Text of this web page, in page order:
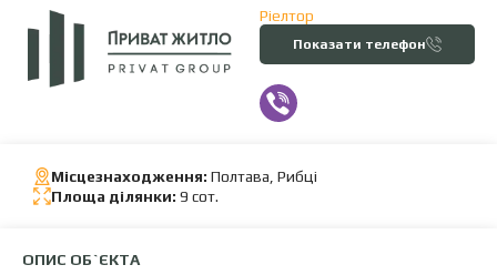
Ріелтор
Показати телефон
Місцезнаходження: Полтава, Рибці
Площа ділянки: 9 сот.
ОПИС ОБ`ЄКТА